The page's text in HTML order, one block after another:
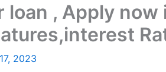
loan , Apply
2023